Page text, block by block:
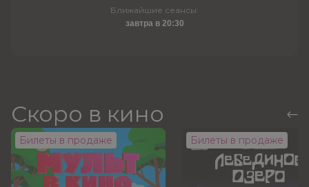
Ближайшие сеансы:
завтра в 20:30
Скоро в кино
Билеты в продаже Билеты в продаже